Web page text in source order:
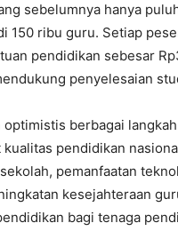
sebelumnya hanya
150 ribu guru. Setiap
pendidikan sebesar
penyelesaian
optimistis berbagai
pendidikan
pemanfaatan
kesejahteraan
bagi tenaga